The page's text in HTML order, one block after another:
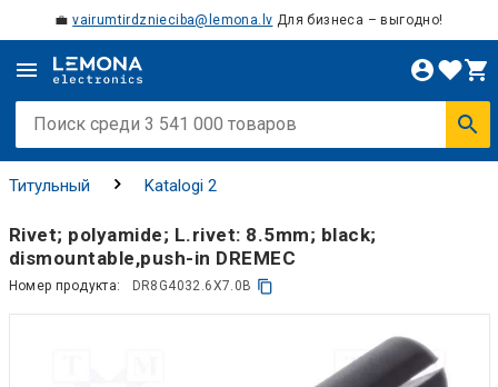
💼vairumtirdznieciba@lemona.lv Для бизнеса – выгодно!
Титульный Katalogi 2
Rivet; polyamide; L.rivet: 8.5mm; black;
dismountable,push-in DREMEC
Номер продукта: DR8G4032.6X7.0B